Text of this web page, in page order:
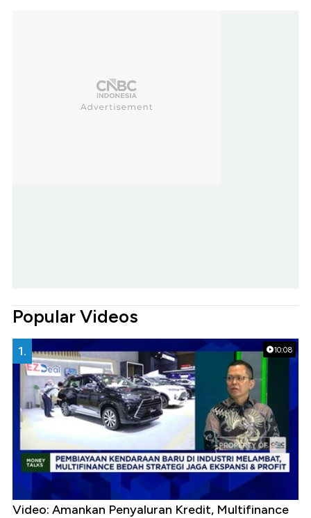
Popular Videos
10:08
1.
Video: Amankan Penyaluran Kredit, Multifinance